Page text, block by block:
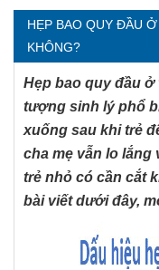
HẸP BAO QUY ĐẦU
KHÔNG?
Hẹp bao quy đầu
tượng sinh lý phổ
xuống sau khi trẻ
cha mẹ vẫn lo lắng
trẻ nhỏ có cần cắt
bài viết dưới đây,